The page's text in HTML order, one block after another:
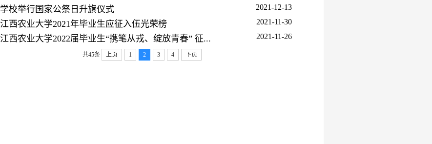
学校举行国家公祭日升旗仪式 2021-12-13
江西农业大学2021年毕业生应征入伍光荣榜 2021-11-30
江西农业大学2022届毕业生“携笔从戎、绽放青春” 征... 2021-11-26
共45条 上页 1 2 3 4 下页